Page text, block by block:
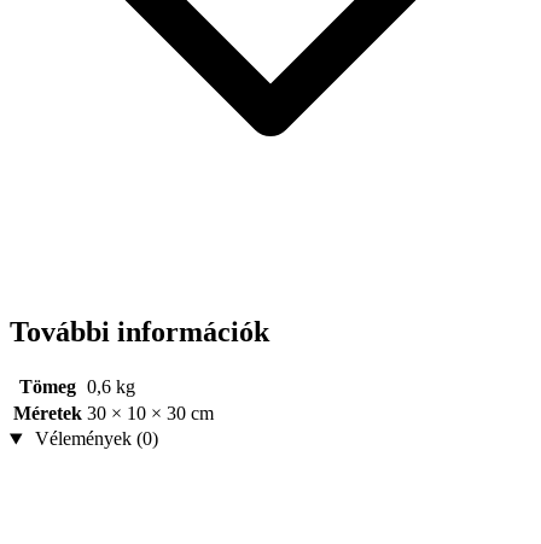
További információk
Tömeg 0,6 kg
Méretek 30 × 10 × 30 cm
Vélemények (0)